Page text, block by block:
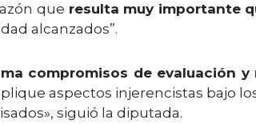
que resulta muy importante
alcanzados”.
compromisos de evaluación
aspectos injerencistas bajo
siguió la diputada.